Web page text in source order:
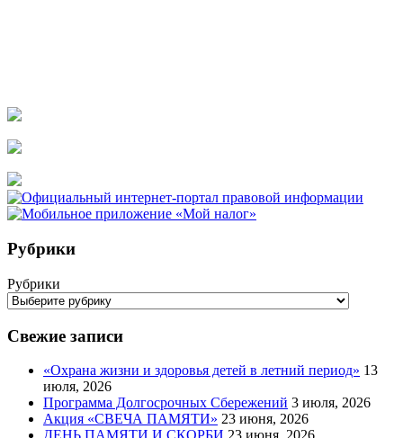
Рубрики
Рубрики
Свежие записи
«Охрана жизни и здоровья детей в летний период» 13
июля, 2026
Программа Долгосрочных Сбережений 3 июля, 2026
Акция «СВЕЧА ПАМЯТИ» 23 июня, 2026